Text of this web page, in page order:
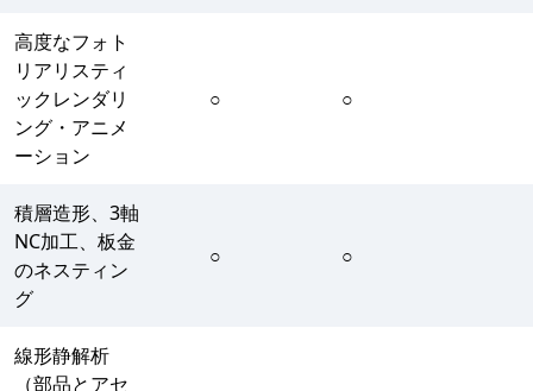
高度なフォト
リアリスティ
ックレンダリ
ング・アニメ
ーション
○ ○
積層造形、3軸
NC加工、板金
のネスティン
グ
○ ○
線形静解析
（部品とアセ